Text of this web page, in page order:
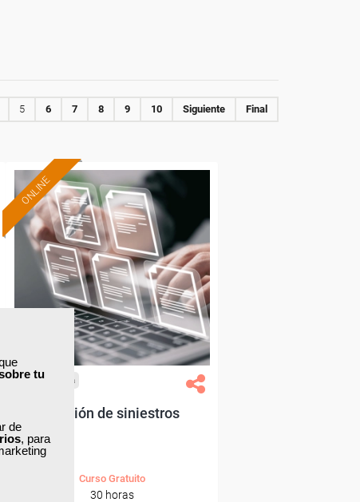
tu
de
, para
5 6 7 8 9 10 Siguiente Final
ONLINE
Formación 100%
subvencionada.
Para desempleados,
trabajadores y autónomos.
Sector
-Finanzas y Seguros.
Cursos Femxa
Gestión de siniestros
Curso Gratuito
30 horas